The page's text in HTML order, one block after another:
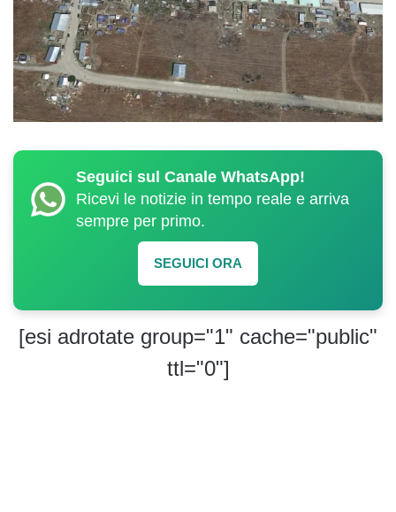
Seguici sul Canale WhatsApp!
Ricevi le notizie in tempo reale e arriva
sempre per primo.
SEGUICI ORA
[esi adrotate group="1" cache="public"
ttl="0"]